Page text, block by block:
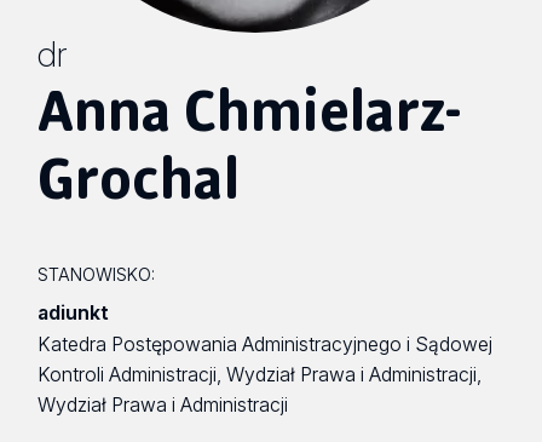
dr
Anna Chmielarz-
Grochal
STANOWISKO:
adiunkt
Katedra Postępowania Administracyjnego i Sądowej
Kontroli Administracji, Wydział Prawa i Administracji,
Wydział Prawa i Administracji